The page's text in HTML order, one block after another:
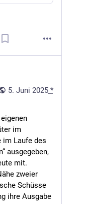
5. Juni 2025 *
im
im Laufe des
ausgegeben,
mit.
zweier
Schüsse
ihre Ausgabe